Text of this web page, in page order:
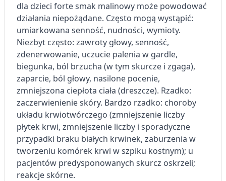
dla dzieci forte smak malinowy może powodować
działania niepożądane. Często mogą wystąpić:
umiarkowana senność, nudności, wymioty.
Niezbyt często: zawroty głowy, senność,
zdenerwowanie, uczucie palenia w gardle,
biegunka, ból brzucha (w tym skurcze i zgaga),
zaparcie, ból głowy, nasilone pocenie,
zmniejszona ciepłota ciała (dreszcze). Rzadko:
zaczerwienienie skóry. Bardzo rzadko: choroby
układu krwiotwórczego (zmniejszenie liczby
płytek krwi, zmniejszenie liczby i sporadyczne
przypadki braku białych krwinek, zaburzenia w
tworzeniu komórek krwi w szpiku kostnym); u
pacjentów predysponowanych skurcz oskrzeli;
reakcje skórne.